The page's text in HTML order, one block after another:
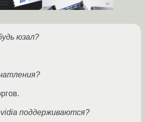
юзал?
поддерживаются?